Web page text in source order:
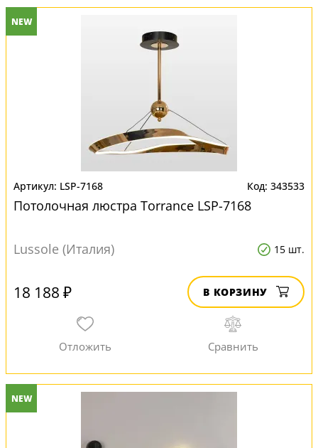
NEW
LSP-7168 343533
Потолочная люстра Torrance LSP-7168
Lussole (Италия) 15 шт.
18 188 ₽ В КОРЗИНУ
NEW